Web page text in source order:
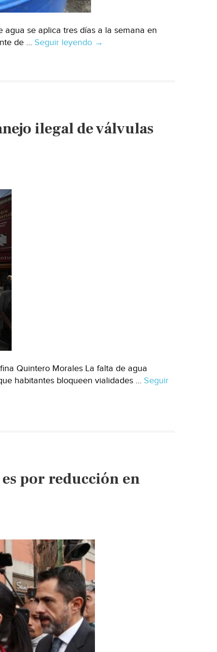
agua se aplica tres días a la semana en
de … Seguir leyendo CDMX:
enfrentar
→
ilegal de válvulas
Quintero Morales La falta de agua
habitantes bloqueen vialidades … Seguir
por reducción en